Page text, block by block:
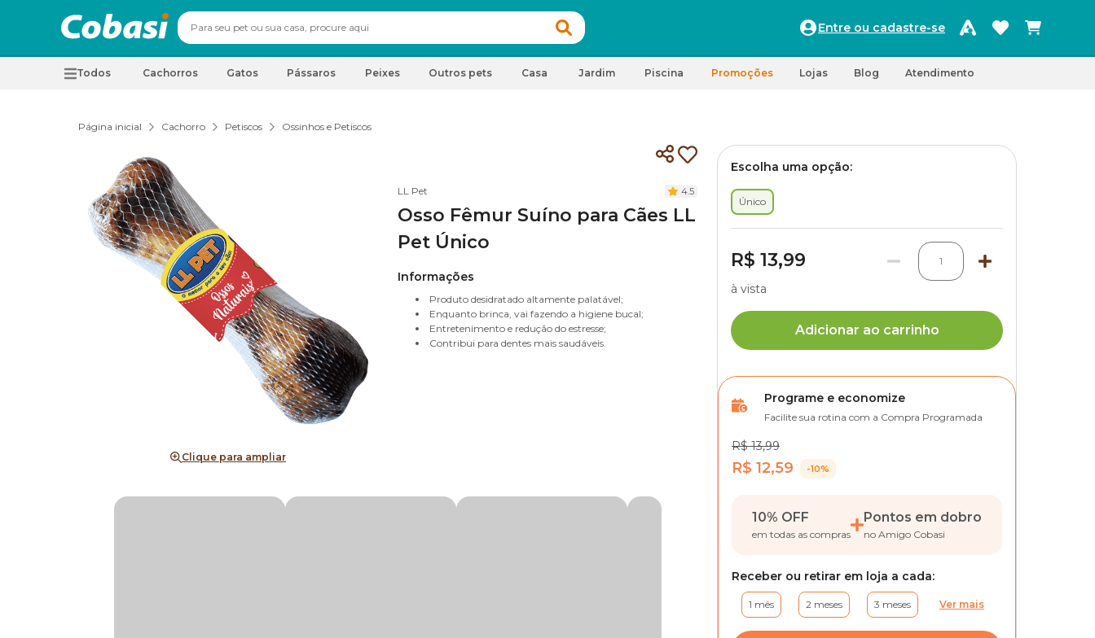
Entre ou cadastre-se
Todos Cachorros Gatos Pássaros Peixes Outros pets Casa Jardim Piscina Promoções Lojas Blog Atendimento
Página inicial Cachorro Petiscos Ossinhos e Petiscos
Clique para ampliar
LL Pet 4.5
Osso Fêmur Suíno para Cães LL
Pet Único
Informações
Produto desidratado altamente palatável;
Enquanto brinca, vai fazendo a higiene bucal;
Entretenimento e redução do estresse;
Contribui para dentes mais saudáveis.
Escolha uma opção:
Único
R$ 13,99 1
à vista
Adicionar ao carrinho
Programe e economize
Facilite sua rotina com a Compra Programada
R$ 13,99
R$ 12,59 -10%
10% OFF
em todas as compras
Pontos em dobro
no Amigo Cobasi
Receber ou retirar em loja a cada:
1 mês 2 meses 3 meses Ver mais